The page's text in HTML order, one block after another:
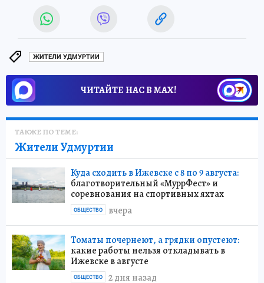
ЖИТЕЛИ УДМУРТИИ
ЧИТАЙТЕ НАС В МАХ!
ТАКЖЕ ПО ТЕМЕ:
Жители Удмуртии
Куда сходить в Ижевске с 8 по 9 августа:
благотворительный «МуррФест» и
соревнования на спортивных яхтах
вчера
ОБЩЕСТВО
Томаты почернеют, а грядки опустеют:
какие работы нельзя откладывать в
Ижевске в августе
2 дня назад
ОБЩЕСТВО